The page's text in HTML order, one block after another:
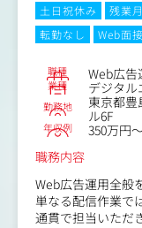
化」する仕組みの
・販売データに基
部門との連携によ
■マネジメント・
・EC運営チーム
（プレイングマネ
・新規ブランド
上げ～推進を主体
土日祝休み 残業
転勤なし
Web面接
職種 Web広告
業種 デジタル
勤務地
東京都豊
ル6F
年収例
350万円
職務内容
Web広告運用全般
単なる配信作業で
通貫で担当いただ